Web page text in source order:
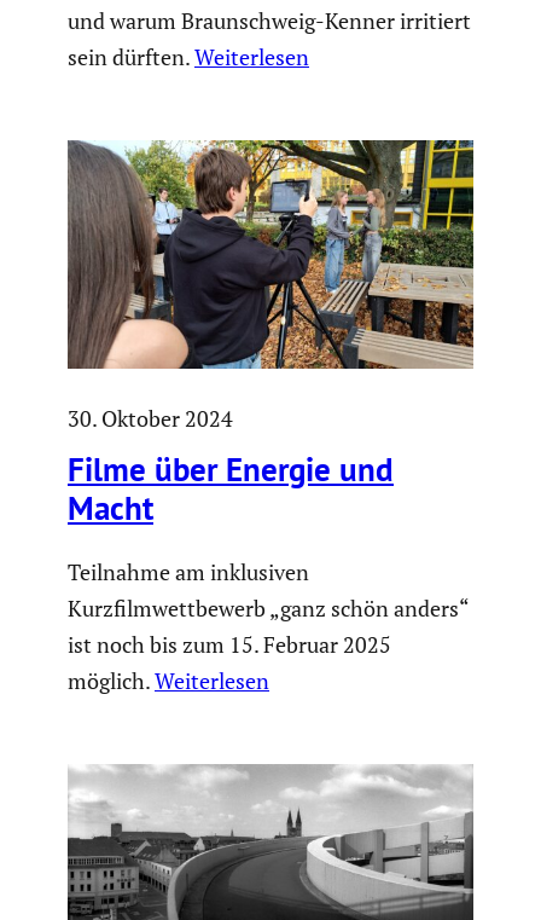
und warum Braunschweig-Kenner irritiert
sein dürften.Weiterlesen
30. Oktober 2024
Filme über Energie und
Macht
Teilnahme am inklusiven
Kurzfilmwettbewerb „ganz schön anders“
ist noch bis zum 15. Februar 2025
möglich.Weiterlesen